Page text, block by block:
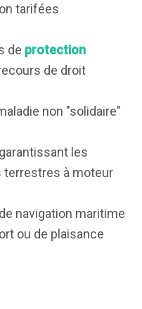
tarifées
de protection
de droit
non "solidaire"
les
terrestres à moteur
navigation maritime
ou de plaisance